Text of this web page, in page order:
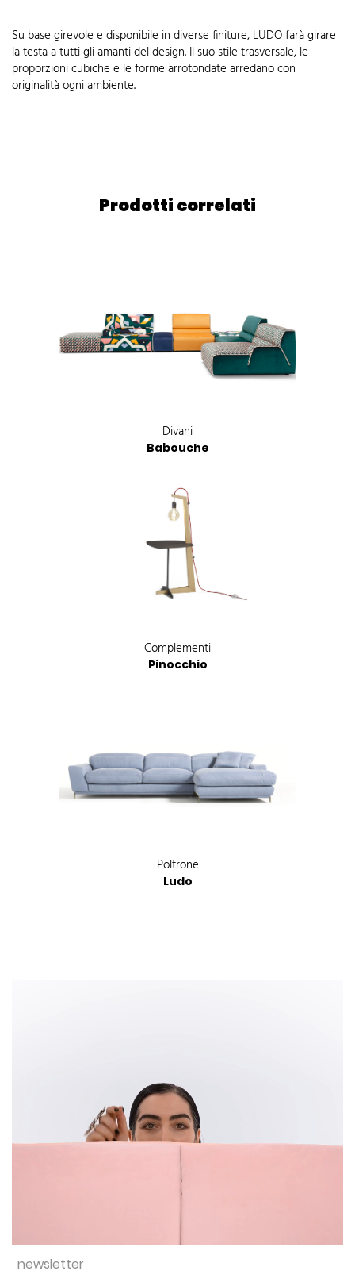
Su base girevole e disponibile in diverse finiture, LUDO farà girare
la testa a tutti gli amanti del design. Il suo stile trasversale, le
proporzioni cubiche e le forme arrotondate arredano con
originalità ogni ambiente.
Prodotti correlati
Divani
Babouche
Complementi
Pinocchio
Poltrone
Ludo
newsletter